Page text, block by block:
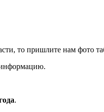
то пришлите нам фото
.